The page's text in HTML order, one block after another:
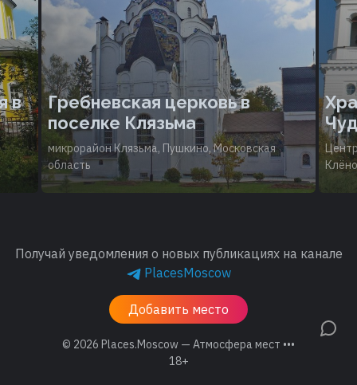
в
Гребневская церковь в
поселке Клязьма
микрорайон Клязьма, Пушкино, Московская
область
Получай уведомления о новых публикациях на канале
PlacesMoscow
Добавить место
© 2026 Places.Moscow — Атмосфера мест •••
18+